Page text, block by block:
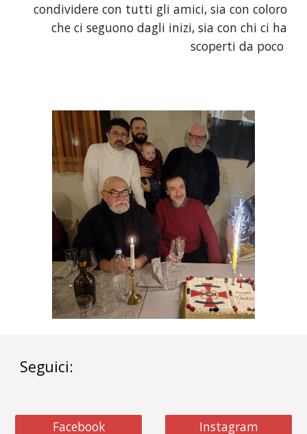
condividere con tutti gli amici, sia con coloro
che ci seguono dagli inizi, sia con chi ci ha
scoperti da poco
Seguici:
Facebook Instagram